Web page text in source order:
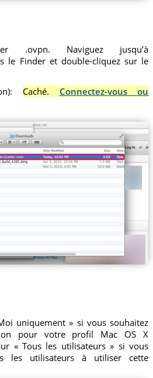
.ovpn. Naviguez jusqu’à
le Finder et double-cliquez sur le
Caché. Connectez-vous ou
Quebec.ovpn
uniquement » si vous souhaitez
pour votre profil Mac OS X
« Tous les utilisateurs » si vous
les utilisateurs à utiliser cette